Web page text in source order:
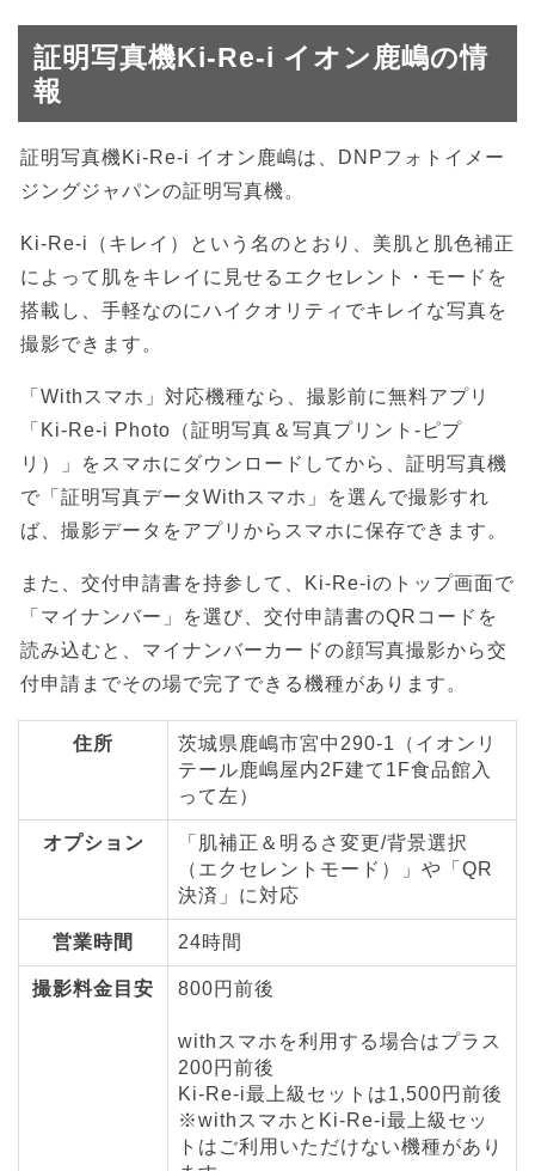
証明写真機Ki-Re-i イオン鹿嶋の情
報
証明写真機Ki-Re-i イオン鹿嶋は、DNPフォトイメー
ジングジャパンの証明写真機。
Ki-Re-i（キレイ）という名のとおり、美肌と肌色補正
によって肌をキレイに見せるエクセレント・モードを
搭載し、手軽なのにハイクオリティでキレイな写真を
撮影できます。
「Withスマホ」対応機種なら、撮影前に無料アプリ
「Ki-Re-i Photo（証明写真＆写真プリント-ピプ
リ）」をスマホにダウンロードしてから、証明写真機
で「証明写真データWithスマホ」を選んで撮影すれ
ば、撮影データをアプリからスマホに保存できます。
また、交付申請書を持参して、Ki-Re-iのトップ画面で
「マイナンバー」を選び、交付申請書のQRコードを
読み込むと、マイナンバーカードの顔写真撮影から交
付申請までその場で完了できる機種があります。
住所
茨城県鹿嶋市宮中290-1（イオンリ
テール鹿嶋屋内2F建て1F食品館入
って左）
オプション
「肌補正＆明るさ変更/背景選択
（エクセレントモード）」や「QR
決済」に対応
営業時間 24時間
撮影料金目安 800円前後
withスマホを利用する場合はプラス
200円前後
Ki-Re-i最上級セットは1,500円前後
※withスマホとKi-Re-i最上級セッ
トはご利用いただけない機種があり